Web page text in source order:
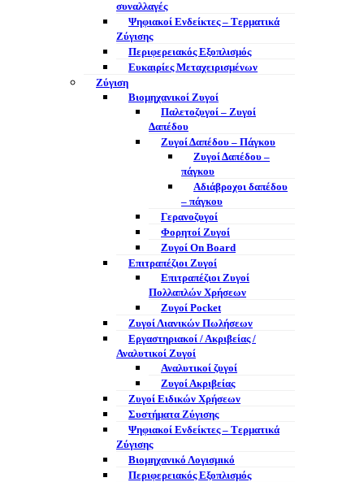
συναλλαγές
Ψηφιακοί Ενδείκτες – Tερματικά
Ζύγισης
Περιφερειακός Εξοπλισμός
Ευκαιρίες Μεταχειρισμένων
Ζύγιση
Βιομηχανικοί Ζυγοί
Παλετοζυγοί – Ζυγοί
Δαπέδου
Ζυγοί Δαπέδου – Πάγκου
Ζυγοί Δαπέδου –
πάγκου
Αδιάβροχοι δαπέδου
– πάγκου
Γερανοζυγοί
Φορητοί Ζυγοί
Ζυγοί On Board
Επιτραπέζιοι Ζυγοί
Επιτραπέζιοι Ζυγοί
Πολλαπλών Χρήσεων
Ζυγοί Pocket
Ζυγοί Λιανικών Πωλήσεων
Εργαστηριακοί / Ακριβείας /
Αναλυτικοί Ζυγοί
Αναλυτικοί ζυγοί
Ζυγοί Ακριβείας
Ζυγοί Ειδικών Χρήσεων
Συστήματα Ζύγισης
Ψηφιακοί Ενδείκτες – Tερματικά
Ζύγισης
Βιομηχανικό Λογισμικό
Περιφερειακός Εξοπλισμός